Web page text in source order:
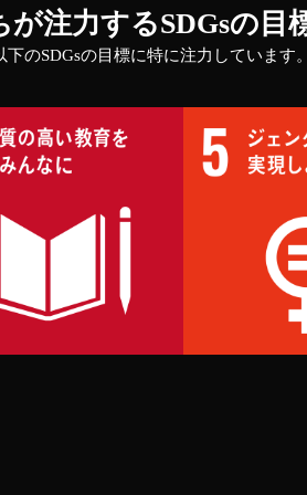
が注力するSDGsの目
下のSDGsの目標に特に注力しています